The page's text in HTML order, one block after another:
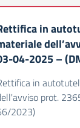
in
04-2025 –
in
prot.
2023)